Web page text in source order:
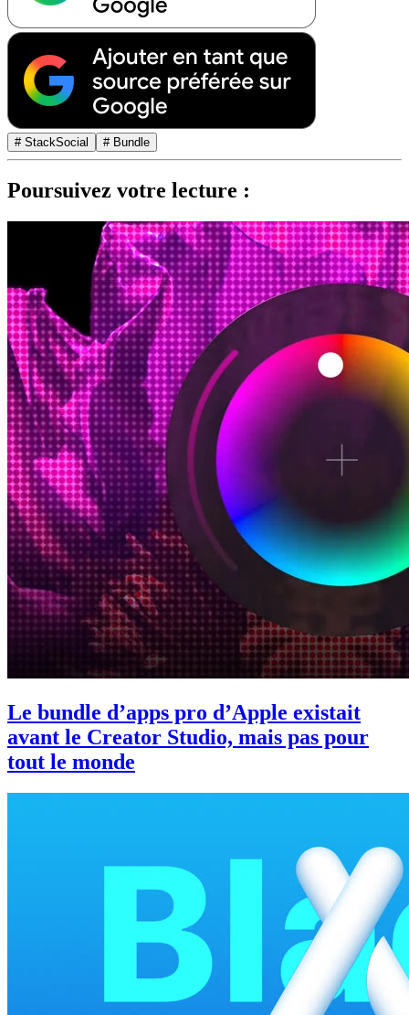
# StackSocial # Bundle
Poursuivez votre lecture :
Le bundle d’apps pro d’Apple existait
avant le Creator Studio, mais pas pour
tout le monde